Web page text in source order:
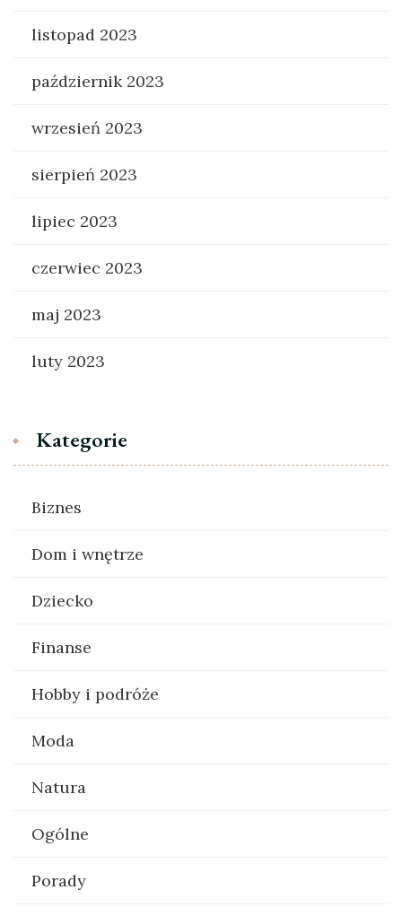
listopad 2023
październik 2023
wrzesień 2023
sierpień 2023
lipiec 2023
czerwiec 2023
maj 2023
luty 2023
Kategorie
Biznes
Dom i wnętrze
Dziecko
Finanse
Hobby i podróże
Moda
Natura
Ogólne
Porady